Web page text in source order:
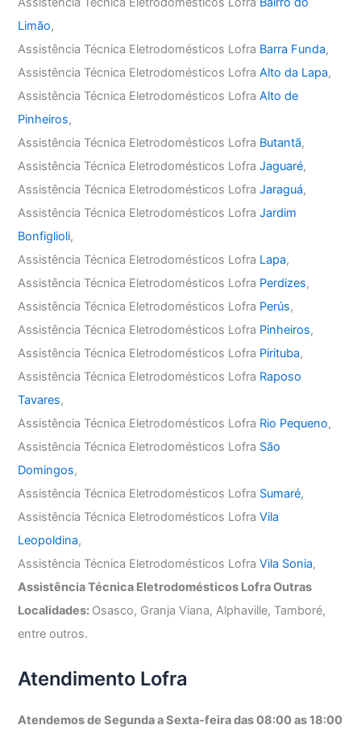
Limão,
Assistência Técnica Eletrodomésticos Lofra Barra Funda,
Assistência Técnica Eletrodomésticos LofraAlto da Lapa,
Assistência Técnica Eletrodomésticos LofraAlto de
Pinheiros,
Assistência Técnica Eletrodomésticos Lofra Butantã,
Assistência Técnica Eletrodomésticos LofraJaguaré,
Assistência Técnica Eletrodomésticos LofraJaraguá,
Assistência Técnica Eletrodomésticos LofraJardim
Bonfiglioli,
Assistência Técnica Eletrodomésticos Lofra Lapa,
Assistência Técnica Eletrodomésticos Lofra Perdizes,
Assistência Técnica Eletrodomésticos Lofra Perús,
Assistência Técnica Eletrodomésticos Lofra Pinheiros,
Assistência Técnica Eletrodomésticos Lofra Pirituba,
Assistência Técnica Eletrodomésticos Lofra Raposo
Tavares,
Assistência Técnica Eletrodomésticos Lofra Rio Pequeno,
Assistência Técnica Eletrodomésticos Lofra São
Domingos,
Assistência Técnica Eletrodomésticos Lofra Sumaré,
Assistência Técnica Eletrodomésticos LofraVila
Leopoldina,
Assistência Técnica Eletrodomésticos LofraVila Sonia,
Assistência Técnica Eletrodomésticos Lofra Outras
Localidades: Osasco, Granja Viana, Alphaville, Tamboré,
entre outros.
Atendimento Lofra
Atendemos de Segunda a Sexta-feira das 08:00 as 18:00